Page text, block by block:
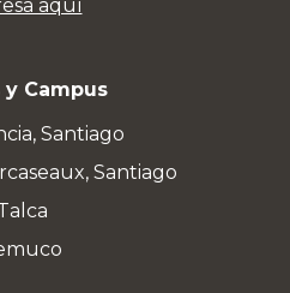
aquí
y Campus
Santiago
Santiago